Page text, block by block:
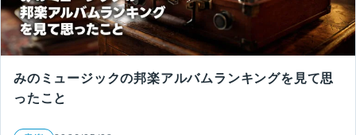
みのミュージックの邦楽アルバムランキングを見て思
ったこと